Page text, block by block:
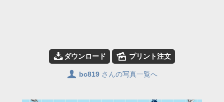
📥ダウンロード 🌄 プリント注文
👤 bc819 さんの写真一覧へ